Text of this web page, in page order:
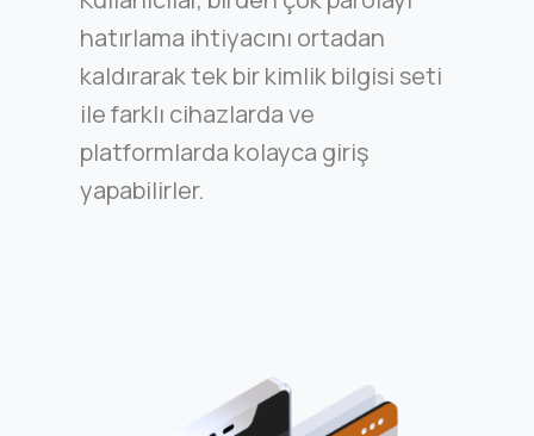
hatırlama ihtiyacını ortadan
kaldırarak tek bir kimlik bilgisi seti
ile farklı cihazlarda ve
platformlarda kolayca giriş
yapabilirler.